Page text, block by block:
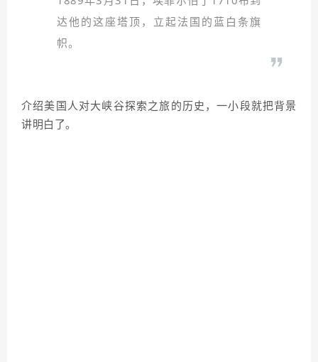
达他的这座塔顶，立起法国的蓝白条旗
帜。
介绍美国人对大峡谷探索之旅的历史，一小段就把背景
讲明白了。